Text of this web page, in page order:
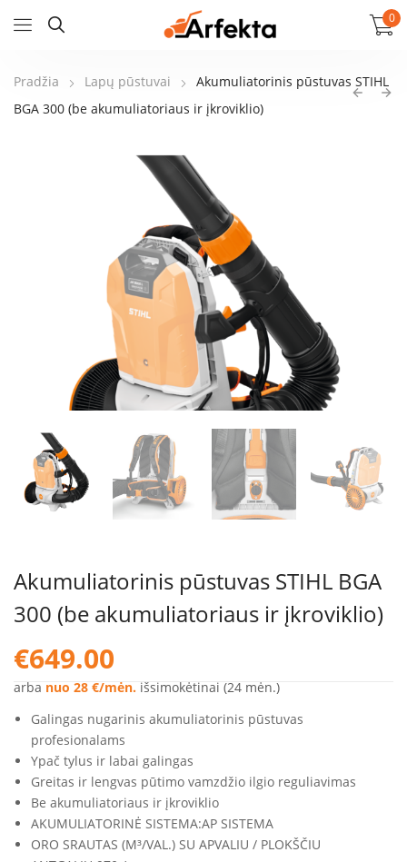
0
Pradžia Lapų pūstuvai
Akumuliatorinis pūstuvas STIHL
BGA 300 (be akumuliatoriaus ir įkroviklio)
Akumuliatorinis pūstuvas STIHL BGA
300 (be akumuliatoriaus ir įkroviklio)
€649.00
arba nuo 28 €/mėn. išsimokėtinai (24 mėn.)
Galingas nugarinis akumuliatorinis pūstuvas
profesionalams
Ypač tylus ir labai galingas
Greitas ir lengvas pūtimo vamzdžio ilgio reguliavimas
Be akumuliatoriaus ir įkroviklio
AKUMULIATORINĖ SISTEMA:AP SISTEMA
ORO SRAUTAS (M³/VAL.) SU APVALIU / PLOKŠČIU